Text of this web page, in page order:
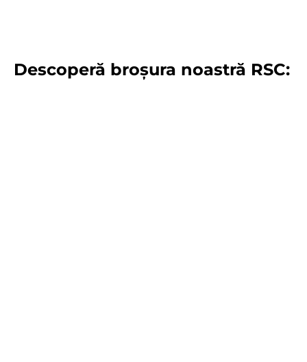
Descoperă broșura noastră RSC: